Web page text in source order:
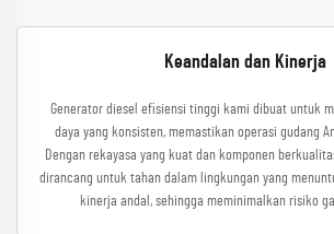
Keandalan dan Kinerja
Generator diesel efisiensi tinggi kami dibuat untuk
daya yang konsisten, memastikan operasi gudang
Dengan rekayasa yang kuat dan komponen
dirancang untuk tahan dalam lingkungan yang
kinerja andal, sehingga meminimalkan risiko